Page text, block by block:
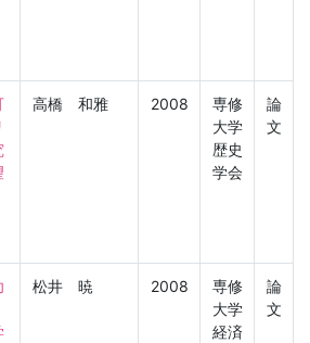
高橋 和雅 2008
専修
大学
歴史
学会
論
文
松井 暁 2008
専修
大学
経済
論
文